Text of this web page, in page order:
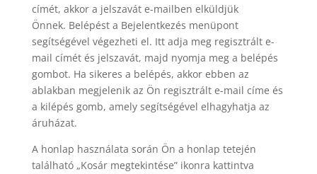
címét, akkor a jelszavát e-mailben elküldjük
Önnek. Belépést a Bejelentkezés menüpont
segítségével végezheti el. Itt adja meg regisztrált e-
mail címét és jelszavát, majd nyomja meg a belépés
gombot. Ha sikeres a belépés, akkor ebben az
ablakban megjelenik az Ön regisztrált e-mail címe és
a kilépés gomb, amely segítségével elhagyhatja az
áruházat.
A honlap használata során Ön a honlap tetején
található „Kosár megtekintése” ikonra kattintva